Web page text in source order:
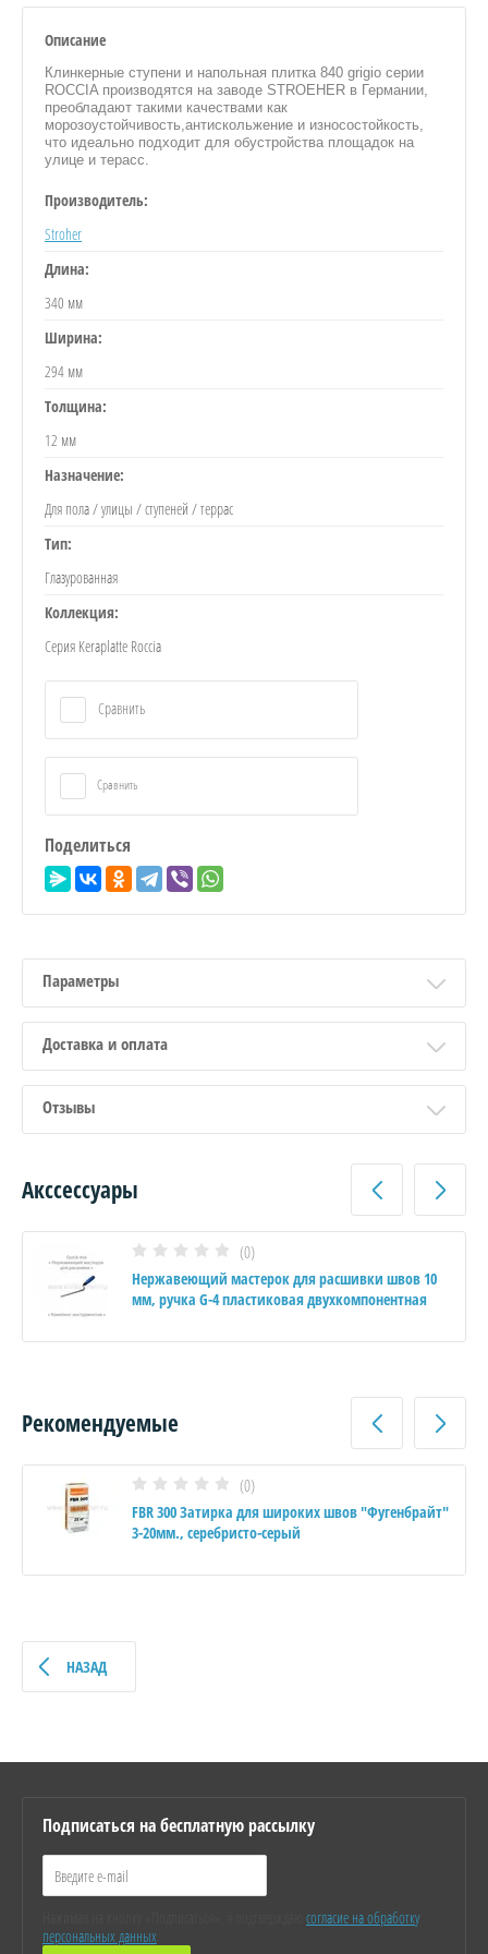
Описание
Клинкерные ступени и напольная плитка 840 grigio серии
ROCCIA производятся на заводе STROEHER в Германии,
преобладают такими качествами как
морозоустойчивость,антискольжение и износостойкость,
что идеально подходит для обустройства площадок на
улице и терасс.
Производитель:
Stroher
Длина:
340 мм
Ширина:
294 мм
Толщина:
12 мм
Назначение:
Для пола / улицы / ступеней / террас
Тип:
Глазурованная
Коллекция:
Серия Keraplatte Roccia
Сравнить
Сравнить
Поделиться
Параметры
Доставка и оплата
Отзывы
Акссессуары
(0)
Нержавеющий мастерок для расшивки швов 10
мм, ручка G-4 пластиковая двухкомпонентная
Рекомендуемые
(0)
FBR 300 Затирка для широких швов "Фугенбрайт"
3-20мм., серебристо-серый
НАЗАД
Подписаться на бесплатную рассылку
согласие на обработку
персональных данных